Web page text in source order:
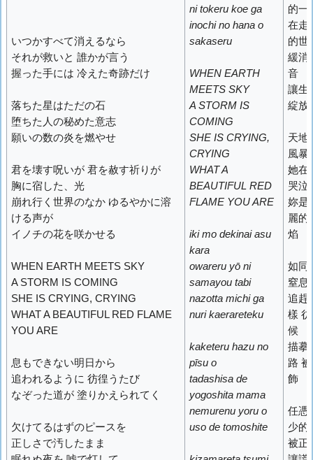
いつかすべて消えるなら
それが救いと 誰かが言う
握った手には 冷えた奇跡だけ
落ちた星はただの石
堕ちた人の秘めた意志
願いの数の炎を燃やせ
君を壊す呪いが 君を赦す祈りが
胸に宿した、光
崩れ行く世界のなか ゆるやかに溶
ける声が
イノチの花を咲かせる
WHEN EARTH MEETS SKY
A STORM IS COMING
SHE IS CRYING, CRYING
WHAT A BEAUTIFUL RED FLAME
YOU ARE
息もできない明日から
追われるように 彷徨うたび
なぞった道が 塗りかえられてく
欠けてるはずのピースを
正しさで汚したまま
ni tokeru koe ga
inochi no hana o
sakaseru
WHEN EARTH
MEETS SKY
A STORM IS
COMING
SHE IS CRYING,
CRYING
WHAT A
BEAUTIFUL RED
FLAME YOU ARE
iki mo dekinai asu
kara
owareru yō ni
samayou tabi
nazotta michi ga
nuri kaerareteku
kaketeru hazu no
pīsu o
tadashisa de
yogoshita mama
nemurenu yoru o
uso de tomoshite
的一
在走
的世
緩消
音
讓生
綻放
天地
風暴
她在
哭泣
妳是
麗的
焰
如同
窒息
追趕
樣
候
描摹
路
飾
任憑
少的
被正